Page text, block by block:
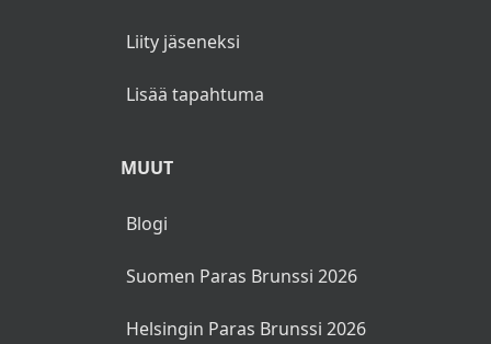
Liity jäseneksi
Lisää tapahtuma
MUUT
Blogi
Suomen Paras Brunssi 2026
Helsingin Paras Brunssi 2026